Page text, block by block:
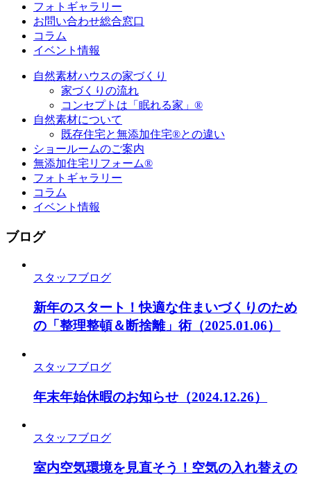
フォトギャラリー
お問い合わせ総合窓口
コラム
イベント情報
自然素材ハウスの家づくり
家づくりの流れ
コンセプトは「眠れる家」®
自然素材について
既存住宅と無添加住宅®との違い
ショールームのご案内
無添加住宅リフォーム®
フォトギャラリー
コラム
イベント情報
ブログ
スタッフブログ
新年のスタート！快適な住まいづくりのため
の「整理整頓＆断捨離」術（2025.01.06）
スタッフブログ
年末年始休暇のお知らせ （2024.12.26）
スタッフブログ
室内空気環境を見直そう！空気の入れ替えの